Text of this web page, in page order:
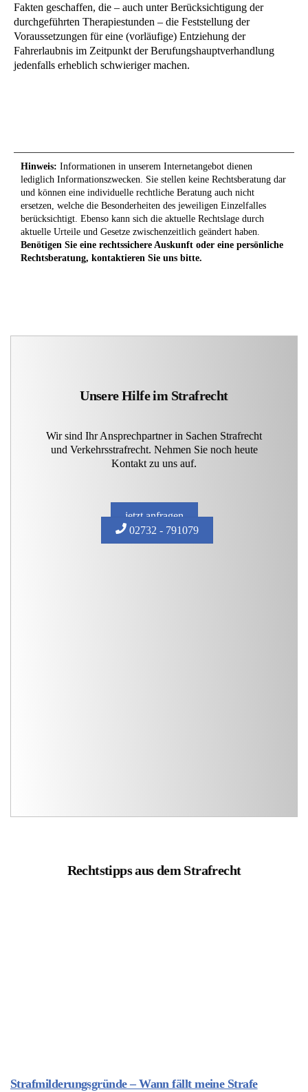
Fakten geschaffen, die – auch unter Berücksichtigung der
durchgeführten Therapiestunden – die Feststellung der
Voraussetzungen für eine (vorläufige) Entziehung der
Fahrerlaubnis im Zeitpunkt der Berufungshauptverhandlung
jedenfalls erheblich schwieriger machen.
Hinweis: Informationen in unserem Internetangebot dienen
lediglich Informationszwecken. Sie stellen keine Rechtsberatung dar
und können eine individuelle rechtliche Beratung auch nicht
ersetzen, welche die Besonderheiten des jeweiligen Einzelfalles
berücksichtigt. Ebenso kann sich die aktuelle Rechtslage durch
aktuelle Urteile und Gesetze zwischenzeitlich geändert haben.
Benötigen Sie eine rechtssichere Auskunft oder eine persönliche
Rechtsberatung, kontaktieren Sie uns bitte.
Unsere Hilfe im Strafrecht
Wir sind Ihr Ansprechpartner in Sachen Strafrecht
und Verkehrsstrafrecht. Nehmen Sie noch heute
Kontakt zu uns auf.
jetzt anfragen
02732 - 791079
Rechtstipps aus dem Strafrecht
Strafmilderungsgründe – Wann fällt meine Strafe